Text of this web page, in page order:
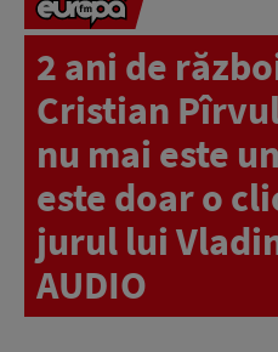
2 ani de
Cristian
nu mai este
este doar o
jurul lui
AUDIO